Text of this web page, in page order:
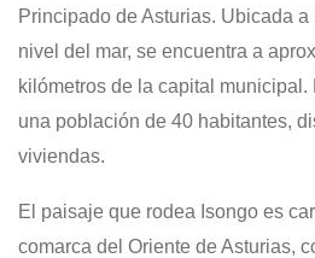
Principado de Asturias. Ubicada a
nivel del mar, se encuentra a
kilómetros de la capital municipal.
una población de 40 habitantes,
viviendas.
El paisaje que rodea Isongo es
comarca del Oriente de Asturias,